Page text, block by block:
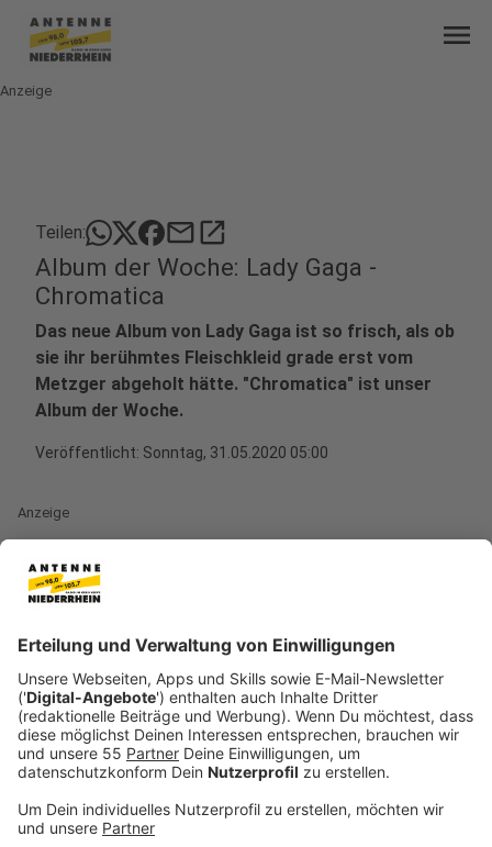
menu
Anzeige
Teilen: mailopen_in_new
Album der Woche: Lady Gaga -
Chromatica
Das neue Album von Lady Gaga ist so frisch, als ob
sie ihr berühmtes Fleischkleid grade erst vom
Metzger abgeholt hätte. "Chromatica" ist unser
Album der Woche.
Veröffentlicht: Sonntag, 31.05.2020 05:00
Anzeige
Zurück zu den Wurzeln, ein bisschen - das scheint die
zurück zu ihrem extrem tanzbarenDance-Pop der
ersten Alben gegangen.Aber auch viel Neues mischt
sie in ihren Sound. Zwischen 90er-Sounds und
modernem Pop, den die aktuellen DJs populär
gemacht haben. Ganz viel Madonna können wir
raushören und auch das erste Album von Daft Punk
steckt hier immer mal mit drin in "Chromatica".